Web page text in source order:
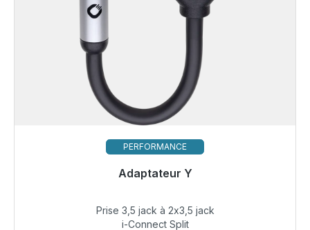
PERFORMANCE
Adaptateur Y
Bientôt à nouveau disponible
19,99 €
Prise 3,5 jack à 2x3,5 jack
i-Connect Split